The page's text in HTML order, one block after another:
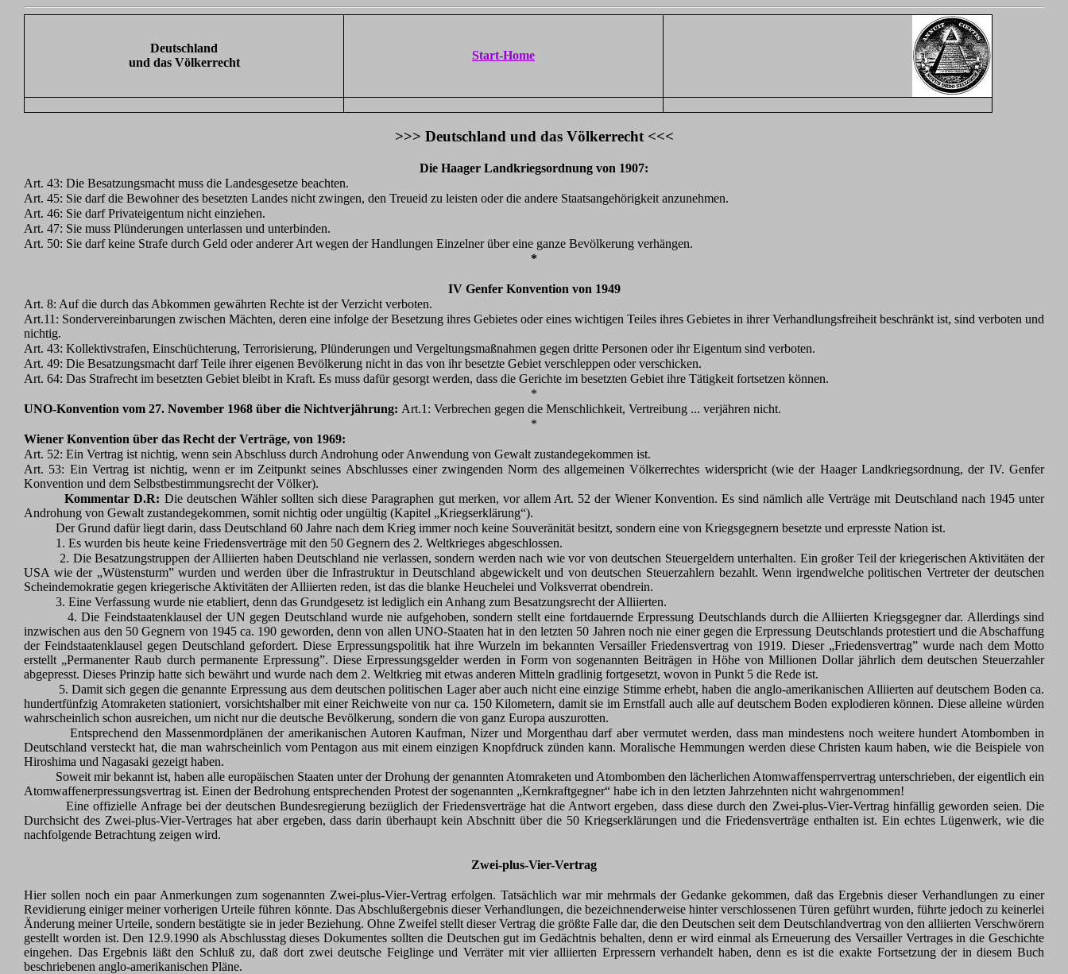
Deutschland
und das Völkerrecht
Start-Home
>>> Deutschland und das Völkerrecht <<<
Die Haager Landkriegsordnung von 1907:
Art. 43: Die Besatzungsmacht muss die Landesgesetze beachten.
Art. 45: Sie darf die Bewohner des besetzten Landes nicht zwingen, den Treueid zu leisten oder die andere Staatsangehörigkeit anzunehmen.
Art. 46: Sie darf Privateigentum nicht einziehen.
Art. 47: Sie muss Plünderungen unterlassen und unterbinden.
Art. 50: Sie darf keine Strafe durch Geld oder anderer Art wegen der Handlungen Einzelner über eine ganze Bevölkerung verhängen.
*
IV Genfer Konvention von 1949
Art. 8: Auf die durch das Abkommen gewährten Rechte ist der Verzicht verboten.
Art.11: Sondervereinbarungen zwischen Mächten, deren eine infolge der Besetzung ihres Gebietes oder eines wichtigen Teiles ihres Gebietes in ihrer Verhandlungsfreiheit beschränkt ist, sind verboten und
nichtig.
Art. 43: Kollektivstrafen, Einschüchterung, Terrorisierung, Plünderungen und Vergeltungsmaßnahmen gegen dritte Personen oder ihr Eigentum sind verboten.
Art. 49: Die Besatzungsmacht darf Teile ihrer eigenen Bevölkerung nicht in das von ihr besetzte Gebiet verschleppen oder verschicken.
Art. 64: Das Strafrecht im besetzten Gebiet bleibt in Kraft. Es muss dafür gesorgt werden, dass die Gerichte im besetzten Gebiet ihre Tätigkeit fortsetzen können.
*
UNO-Konvention vom 27. November 1968 über die Nichtverjährung: Art.1: Verbrechen gegen die Menschlichkeit, Vertreibung ... verjähren nicht.
*
Wiener Konvention über das Recht der Verträge, von 1969:
Art. 52: Ein Vertrag ist nichtig, wenn sein Abschluss durch Androhung oder Anwendung von Gewalt zustandegekommen ist.
Art. 53: Ein Vertrag ist nichtig, wenn er im Zeitpunkt seines Abschlusses einer zwingenden Norm des allgemeinen Völkerrechtes widerspricht (wie der Haager Landkriegsordnung, der IV. Genfer
Konvention und dem Selbstbestimmungsrecht der Völker).
Kommentar D.R: Die deutschen Wähler sollten sich diese Paragraphen gut merken, vor allem Art. 52 der Wiener Konvention. Es sind nämlich alle Verträge mit Deutschland nach 1945 unter
Androhung von Gewalt zustandegekommen, somit nichtig oder ungültig (Kapitel „Kriegserklärung“).
Der Grund dafür liegt darin, dass Deutschland 60 Jahre nach dem Krieg immer noch keine Souveränität besitzt, sondern eine von Kriegsgegnern besetzte und erpresste Nation ist.
1. Es wurden bis heute keine Friedensverträge mit den 50 Gegnern des 2. Weltkrieges abgeschlossen.
2. Die Besatzungstruppen der Alliierten haben Deutschland nie verlassen, sondern werden nach wie vor von deutschen Steuergeldern unterhalten. Ein großer Teil der kriegerischen Aktivitäten der
USA wie der „Wüstensturm” wurden und werden über die Infrastruktur in Deutschland abgewickelt und von deutschen Steuerzahlern bezahlt. Wenn irgendwelche politischen Vertreter der deutschen
Scheindemokratie gegen kriegerische Aktivitäten der Alliierten reden, ist das die blanke Heuchelei und Volksverrat obendrein.
3. Eine Verfassung wurde nie etabliert, denn das Grundgesetz ist lediglich ein Anhang zum Besatzungsrecht der Alliierten.
4. Die Feindstaatenklausel der UN gegen Deutschland wurde nie aufgehoben, sondern stellt eine fortdauernde Erpressung Deutschlands durch die Alliierten Kriegsgegner dar. Allerdings sind
inzwischen aus den 50 Gegnern von 1945 ca. 190 geworden, denn von allen UNO-Staaten hat in den letzten 50 Jahren noch nie einer gegen die Erpressung Deutschlands protestiert und die Abschaffung
der Feindstaatenklausel gegen Deutschland gefordert. Diese Erpressungspolitik hat ihre Wurzeln im bekannten Versailler Friedensvertrag von 1919. Dieser „Friedensvertrag” wurde nach dem Motto
erstellt „Permanenter Raub durch permanente Erpressung”. Diese Erpressungsgelder werden in Form von sogenannten Beiträgen in Höhe von Millionen Dollar jährlich dem deutschen Steuerzahler
abgepresst. Dieses Prinzip hatte sich bewährt und wurde nach dem 2. Weltkrieg mit etwas anderen Mitteln gradlinig fortgesetzt, wovon in Punkt 5 die Rede ist.
5. Damit sich gegen die genannte Erpressung aus dem deutschen politischen Lager aber auch nicht eine einzige Stimme erhebt, haben die anglo-amerikanischen Alliierten auf deutschem Boden ca.
hundertfünfzig Atomraketen stationiert, vorsichtshalber mit einer Reichweite von nur ca. 150 Kilometern, damit sie im Ernstfall auch alle auf deutschem Boden explodieren können. Diese alleine würden
wahrscheinlich schon ausreichen, um nicht nur die deutsche Bevölkerung, sondern die von ganz Europa auszurotten.
Entsprechend den Massenmordplänen der amerikanischen Autoren Kaufman, Nizer und Morgenthau darf aber vermutet werden, dass man mindestens noch weitere hundert Atombomben in
Deutschland versteckt hat, die man wahrscheinlich vom Pentagon aus mit einem einzigen Knopfdruck zünden kann. Moralische Hemmungen werden diese Christen kaum haben, wie die Beispiele von
Hiroshima und Nagasaki gezeigt haben.
Soweit mir bekannt ist, haben alle europäischen Staaten unter der Drohung der genannten Atomraketen und Atombomben den lächerlichen Atomwaffensperrvertrag unterschrieben, der eigentlich ein
Atomwaffenerpressungsvertrag ist. Einen der Bedrohung entsprechenden Protest der sogenannten „Kernkraftgegner“ habe ich in den letzten Jahrzehnten nicht wahrgenommen!
Eine offizielle Anfrage bei der deutschen Bundesregierung bezüglich der Friedensverträge hat die Antwort ergeben, dass diese durch den Zwei-plus-Vier-Vertrag hinfällig geworden seien. Die
Durchsicht des Zwei-plus-Vier-Vertrages hat aber ergeben, dass darin überhaupt kein Abschnitt über die 50 Kriegserklärungen und die Friedensverträge enthalten ist. Ein echtes Lügenwerk, wie die
nachfolgende Betrachtung zeigen wird.
Zwei-plus-Vier-Vertrag
Hier sollen noch ein paar Anmerkungen zum sogenannten Zwei-plus-Vier-Vertrag erfolgen. Tatsächlich war mir mehrmals der Gedanke gekommen, daß das Ergebnis dieser Verhandlungen zu einer
Revidierung einiger meiner vorherigen Urteile führen könnte. Das Abschlußergebnis dieser Verhandlungen, die bezeichnenderweise hinter verschlossenen Türen geführt wurden, führte jedoch zu keinerlei
Änderung meiner Urteile, sondern bestätigte sie in jeder Beziehung. Ohne Zweifel stellt dieser Vertrag die größte Falle dar, die den Deutschen seit dem Deutschlandvertrag von den alliierten Verschwörern
gestellt worden ist. Den 12.9.1990 als Abschlusstag dieses Dokumentes sollten die Deutschen gut im Gedächtnis behalten, denn er wird einmal als Erneuerung des Versailler Vertrages in die Geschichte
eingehen. Das Ergebnis läßt den Schluß zu, daß dort zwei deutsche Feiglinge und Verräter mit vier alliierten Erpressern verhandelt haben, denn es ist die exakte Fortsetzung der in diesem Buch
beschriebenen anglo-amerikanischen Pläne.